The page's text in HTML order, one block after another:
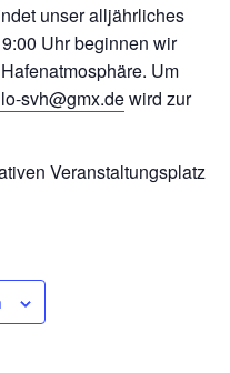
unser alljährliches
Uhr beginnen wir
Um
svh@gmx.dewird zur
Veranstaltungsplatz